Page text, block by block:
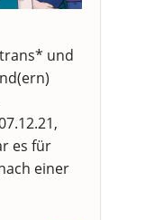
und
es für
einer